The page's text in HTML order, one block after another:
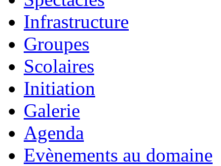
Infrastructure
Groupes
Scolaires
Initiation
Galerie
Agenda
Evènements au domaine